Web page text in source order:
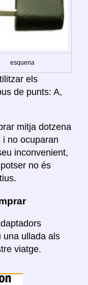
esquena
els
de punts: A,
mitja dotzena
i no ocuparan
inconvenient,
no és
una ullada als
viatge.